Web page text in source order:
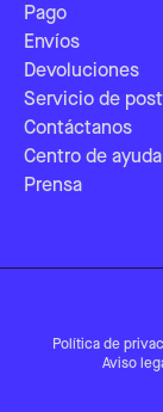
Pago
Envíos
Devoluciones
Servicio de
Contáctanos
Centro de ayuda
Prensa
Política de
Aviso